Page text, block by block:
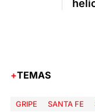
TEMAS
GRIPE SANTA FE